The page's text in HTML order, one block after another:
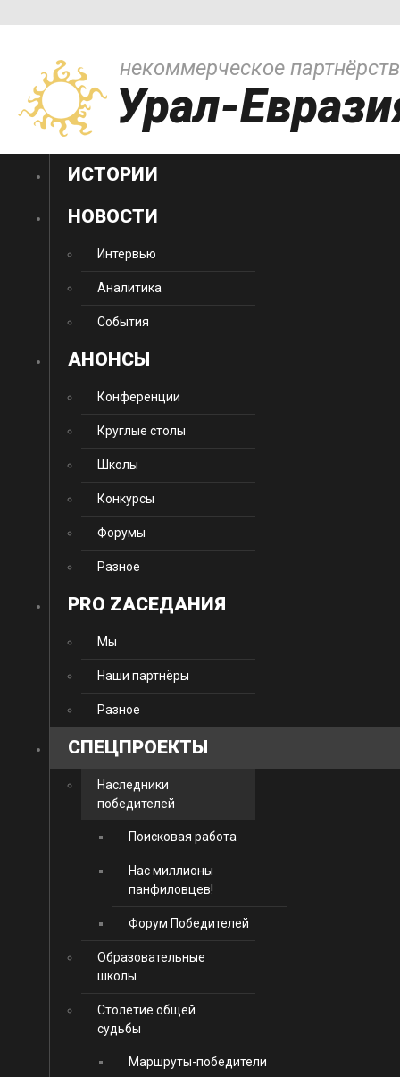
некоммерческое
Урал-
ИСТОРИИ
НОВОСТИ
Интервью
Аналитика
События
АНОНСЫ
Конференции
Круглые столы
Школы
Конкурсы
Форумы
Разное
PRO ZАСЕДАНИЯ
Мы
Наши партнёры
Разное
CПЕЦПРОЕКТЫ
Наследники
победителей
Поисковая работа
Нас миллионы
панфиловцев!
Форум Победителей
Образовательные
школы
Столетие общей
судьбы
Маршруты-победители